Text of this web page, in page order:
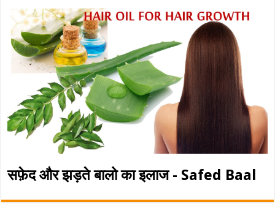
सफ़ेद और झड़ते बालो का इलाज - Safed Baal